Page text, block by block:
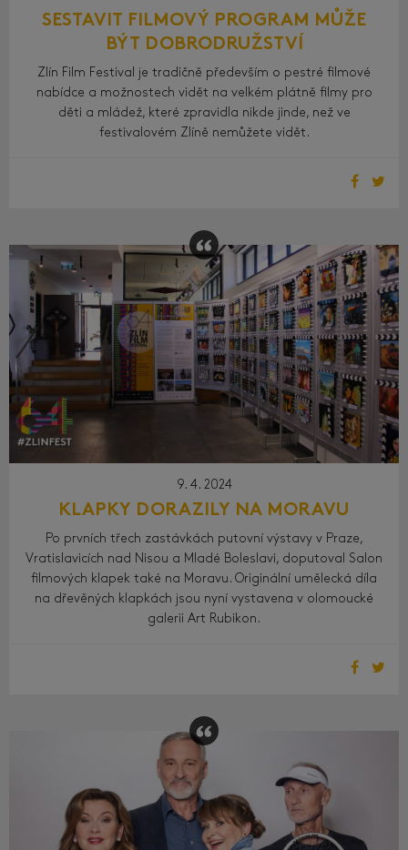
SESTAVIT FILMOVÝ PROGRAM MŮŽE
BÝT DOBRODRUŽSTVÍ
Zlín Film Festival je tradičně především o pestré filmové
nabídce a možnostech vidět na velkém plátně filmy pro
děti a mládež, které zpravidla nikde jinde, než ve
festivalovém Zlíně nemůžete vidět.
9. 4. 2024
KLAPKY DORAZILY NA MORAVU
Po prvních třech zastávkách putovní výstavy v Praze,
Vratislavicích nad Nisou a Mladé Boleslavi, doputoval Salon
filmových klapek také na Moravu. Originální umělecká díla
na dřevěných klapkách jsou nyní vystavena v olomoucké
galerii Art Rubikon.